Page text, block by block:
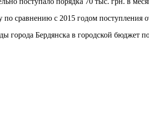
сравнению с 2015 годом поступления
города Бердянска в городской бюджет